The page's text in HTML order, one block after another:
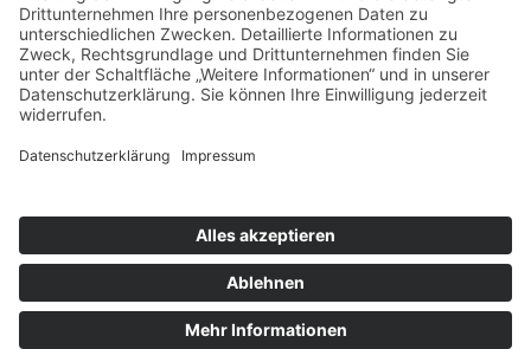
Informationen
Über uns
Produktanfrage
Datenschutzerklärung
Copyright © 2026 Kräuter und Teeladen Lauf